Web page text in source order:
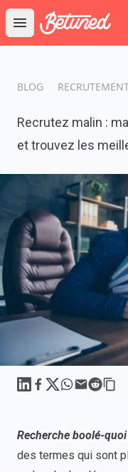
Open main menu
Betuned
BLOG
Recrutez malin :
et trouvez les
Linkedin
Facebook
X WhatsApp
MailReddit
Recherche boolé-quoi
des termes qui sont